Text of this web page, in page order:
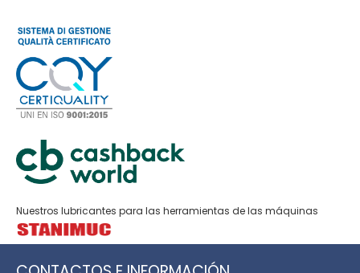
Nuestros lubricantes para las herramientas de las máquinas